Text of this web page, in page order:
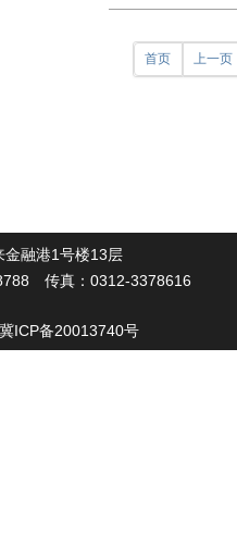
首页 上一页
金融港1号楼13层
传真：0312-3378616
冀ICP备20013740号